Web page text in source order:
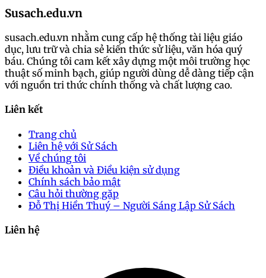
Susach.edu.vn
susach.edu.vn nhằm cung cấp hệ thống tài liệu giáo
dục, lưu trữ và chia sẻ kiến thức sử liệu, văn hóa quý
báu. Chúng tôi cam kết xây dựng một môi trường học
thuật số minh bạch, giúp người dùng dễ dàng tiếp cận
với nguồn tri thức chính thống và chất lượng cao.
Liên kết
Trang chủ
Liên hệ với Sử Sách
Về chúng tôi
Điều khoản và Điều kiện sử dụng
Chính sách bảo mật
Câu hỏi thường gặp
Đỗ Thị Hiền Thuý – Người Sáng Lập Sử Sách
Liên hệ